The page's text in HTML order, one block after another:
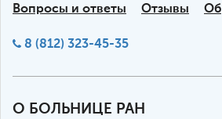
Вопросы и ответы
Отзывы
8 (812) 323-45-35
О БОЛЬНИЦЕ РАН